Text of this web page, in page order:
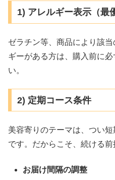
1) アレルギー表示（最
ゼラチン等、商品により該
ギーがある方は、購入前に
い。
2) 定期コース条件
美容寄りのテーマは、つい
です。だからこそ、続ける前
お届け間隔の調整